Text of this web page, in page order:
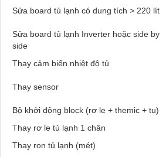
Sửa board tủ lạnh có dung tích > 220 lít
Sửa board tủ lạnh Inverter hoặc side by
side
Thay cảm biến nhiệt độ tủ
Thay sensor
Bộ khởi động block (rơ le + themic + tụ)
Thay rơ le tủ lạnh 1 chân
Thay ron tủ lạnh (mét)